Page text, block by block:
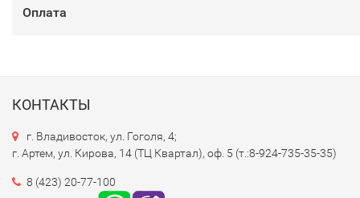
Оплата
КОНТАКТЫ
г. Владивосток, ул. Гоголя, 4;
г. Артем, ул. Кирова, 14 (ТЦ Квартал), оф. 5 (т.:8-924-735-35-35)
8 (423) 20-77-100